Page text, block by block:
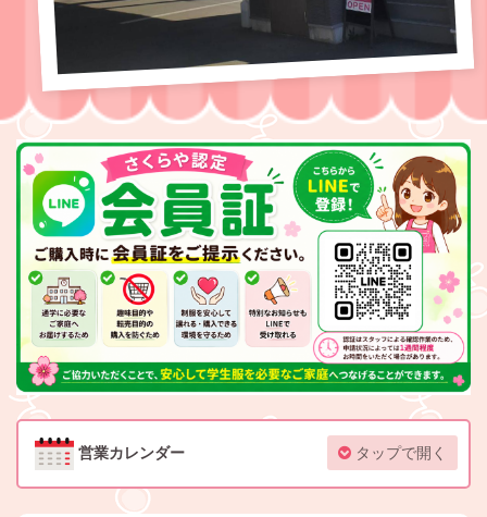
営業カレンダー タップで開く